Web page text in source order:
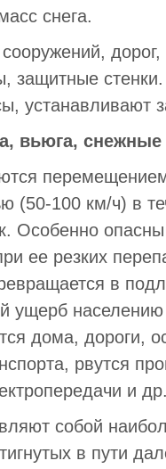
снега.
защитные
устанавливают
вьюга,
(50-100 км/ч) в
Особенно
ее резких
в
ущерб
дома, дороги,
рвутся
и
собой
в пути